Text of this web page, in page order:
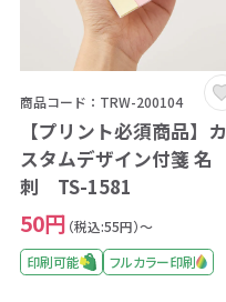
商品コード：TRW-200104
【プリント必須商品】カ
スタムデザイン付箋 名
刺 TS-1581
50円 （税込:55円）～
印刷可能
フルカラー印刷